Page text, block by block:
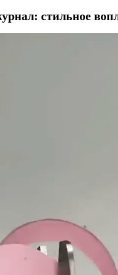
стильное